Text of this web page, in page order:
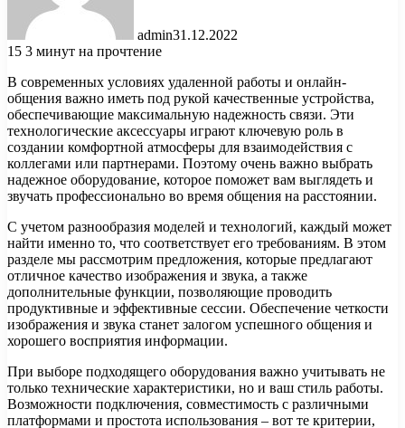
admin31.12.2022
15 3 минут на прочтение
В современных условиях удаленной работы и онлайн-
общения важно иметь под рукой качественные устройства,
обеспечивающие максимальную надежность связи. Эти
технологические аксессуары играют ключевую роль в
создании комфортной атмосферы для взаимодействия с
коллегами или партнерами. Поэтому очень важно выбрать
надежное оборудование, которое поможет вам выглядеть и
звучать профессионально во время общения на расстоянии.
С учетом разнообразия моделей и технологий, каждый может
найти именно то, что соответствует его требованиям. В этом
разделе мы рассмотрим предложения, которые предлагают
отличное качество изображения и звука, а также
дополнительные функции, позволяющие проводить
продуктивные и эффективные сессии. Обеспечение четкости
изображения и звука станет залогом успешного общения и
хорошего восприятия информации.
При выборе подходящего оборудования важно учитывать не
только технические характеристики, но и ваш стиль работы.
Возможности подключения, совместимость с различными
платформами и простота использования – вот те критерии,